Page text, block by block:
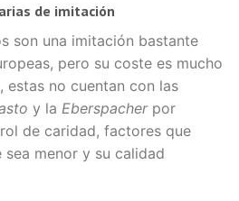
de imitación
son una imitación bastante
pero su coste es mucho
estas no cuentan con las
y la Eberspacher por
de caridad, factores que
menor y su calidad